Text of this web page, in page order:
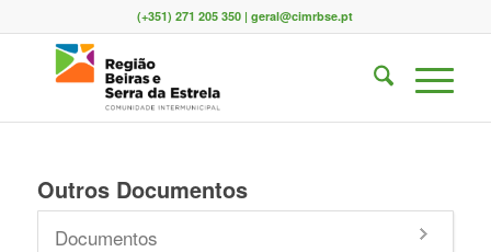
(+351) 271 205 350 | geral@cimrbse.pt
Outros Documentos
Documentos